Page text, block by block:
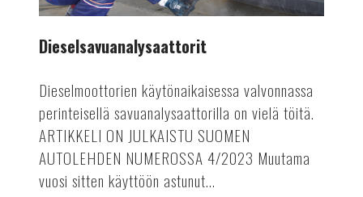
Dieselsavuanalysaattorit
Dieselmoottorien käytönaikaisessa valvonnassa
perinteisellä savuanalysaattorilla on vielä töitä.
ARTIKKELI ON JULKAISTU SUOMEN
AUTOLEHDEN NUMEROSSA 4/2023 Muutama
vuosi sitten käyttöön astunut...